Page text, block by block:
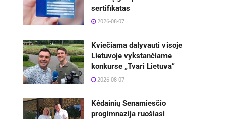
sertifikatas
2026-08-07
Kviečiama dalyvauti visoje
Lietuvoje vykstančiame
konkurse „Tvari Lietuva“
2026-08-07
Kėdainių Senamiesčio
progimnazija ruošiasi